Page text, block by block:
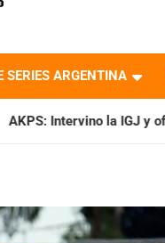
del
SERIES ARGENTINA
oficializó el llamado a